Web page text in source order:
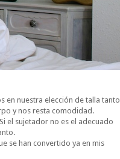
en nuestra elección de talla tanto
y nos resta comodidad.
Si el sujetador no es el adecuado
se han convertido ya en mis